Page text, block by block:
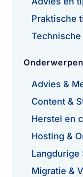
Praktische
Onderwerpen
Advies &
Content &
Herstel en
Hosting &
Langdurige
Migratie &